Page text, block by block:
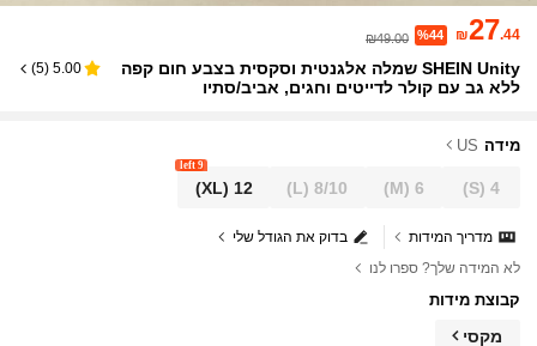
₪27.44
%44
₪49.00
SHEIN Unity שמלה אלגנטית וסקסית בצבע חום קפה
ללא גב עם קולר לדייטים וחגים, אביב/סתיו
5.00
(
5
)
מידה US
4
(S)
6
(M)
8/10
(L)
12
(XL)
9 left
בדוק את הגודל שלי
מדריך המידות
לא המידה שלך? ספרו לנו
קבוצת מידות
מקסי